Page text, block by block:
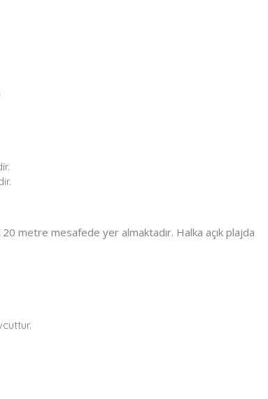
metre mesafede yer almaktadır. Halka açık plajda